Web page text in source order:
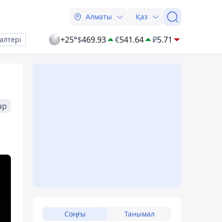
Алматы Қаз
+25°$469.93 €541.64 ₽5.71
Соңғы Танымал